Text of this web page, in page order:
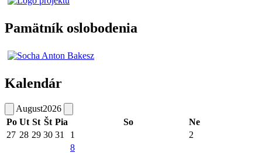
Pamätník oslobodenia
Kalendár
August2026
Po Ut St Št Pia So
Ne
27 28 29 30 31 1 2
8